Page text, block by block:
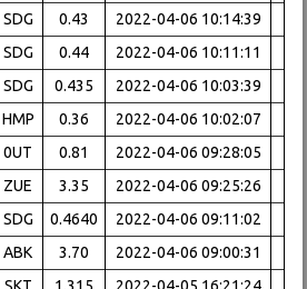
SDG 0.43
2022-04-06 10:14:39
SDG 0.44
2022-04-06 10:11:11
SDG 0.435
2022-04-06 10:03:39
HMP 0.36
2022-04-06 10:02:07
0UT 0.81
2022-04-06 09:28:05
ZUE 3.35
2022-04-06 09:25:26
SDG 0.4640
2022-04-06 09:11:02
ABK 3.70
2022-04-06 09:00:31